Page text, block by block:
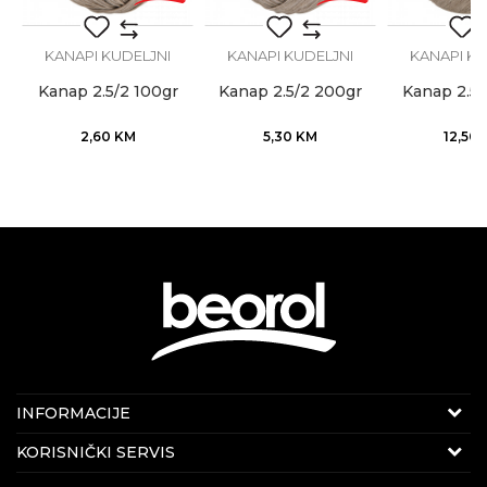
POŠALJI
KANAPI KUDELJNI
Kanap 2.5/2 100gr
2,60 KM
KANAPI KUDELJNI
Kanap 2.5/2 200gr
5,30 KM
KANAPI
Kanap
12,50
Internet prodaja
E-mail: beorolshop@beorol.ba
Telefon:066 714 037
INFORMACIJE
O nama
Zaposlenje
KORISNIČKI SERVIS